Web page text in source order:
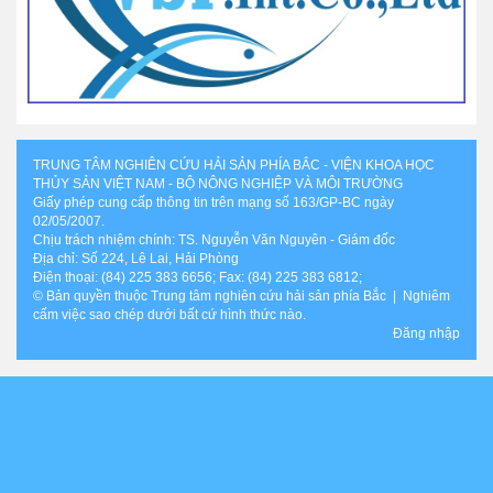
TRUNG TÂM NGHIÊN CỨU HẢI SẢN PHÍA BẮC - VIỆN KHOA HỌC
THỦY SẢN VIỆT NAM - BỘ NÔNG NGHIỆP VÀ MÔI TRƯỜNG
Giấy phép cung cấp thông tin trên mạng số 163/GP-BC ngày
02/05/2007.
Chịu trách nhiệm chính: TS. Nguyễn Văn Nguyên - Giám đốc
Địa chỉ: Số 224, Lê Lai, Hải Phòng
Điện thoại: (84) 225 383 6656; Fax: (84) 225 383 6812;
© Bản quyền thuộc Trung tâm nghiên cứu hải sản phía Bắc | Nghiêm
cấm việc sao chép dưới bất cứ hình thức nào.
Đăng nhập